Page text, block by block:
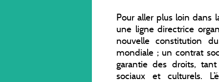
Pour aller plus loin dans
une ligne directrice
nouvelle constitution
mondiale ; un contrat
garantie des droits, tant
sociaux et culturels.